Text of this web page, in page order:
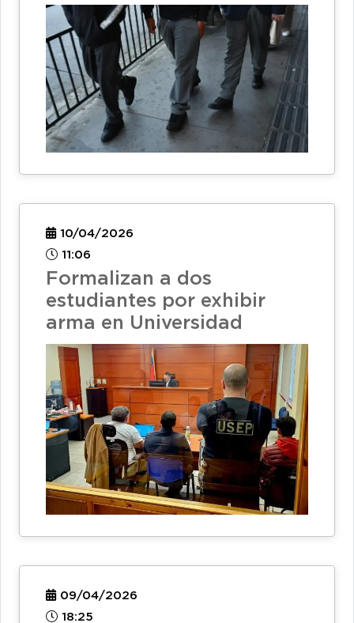
10/04/2026
11:06
Formalizan a dos
estudiantes por exhibir
arma en Universidad
09/04/2026
18:25